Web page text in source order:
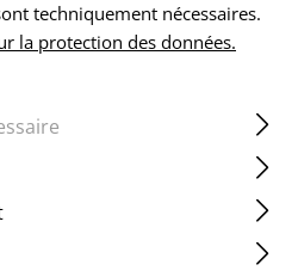
BOTTOM
techniquement nécessaires.
la protection des données.